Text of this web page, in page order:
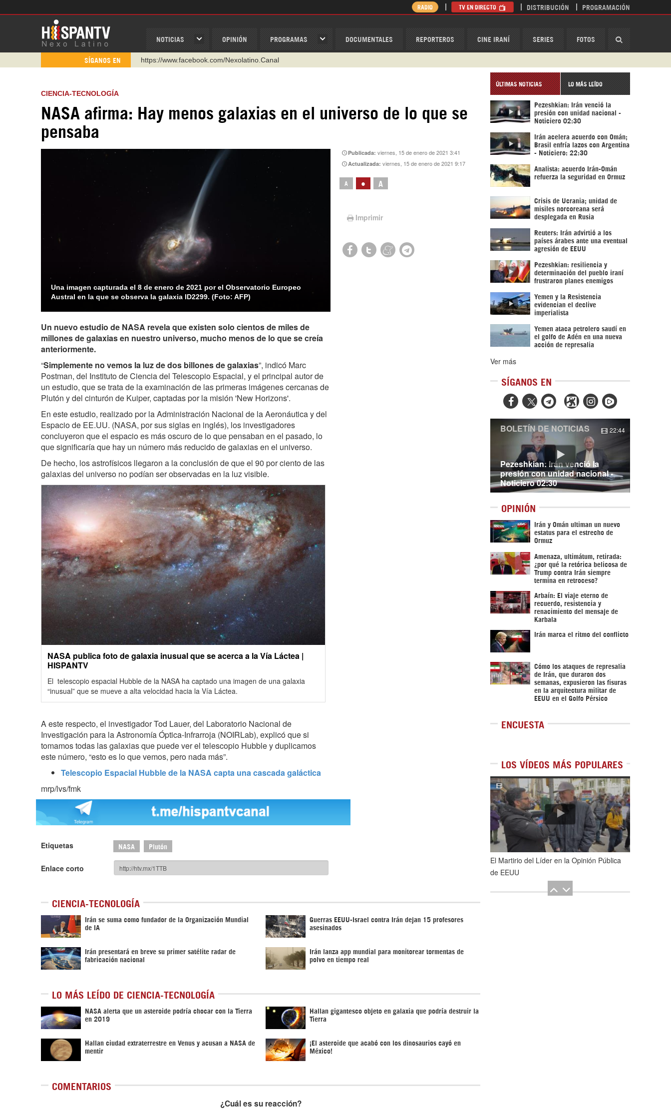
NOTICIAS OPINIÓN PROGRAMAS DOCUMENTALES REPORTEROS CINE IRANÍ SERIES FOTOS
RADIO TV EN DIRECTO DISTRIBUCIÓN PROGRAMACIÓN
SÍGANOS EN
https://www.facebook.com/Nexolatino.Canal
https://urmedium.com/c/hispantv
Instagram como: hispan_tv
CIENCIA-TECNOLOGÍA
NASA afirma: Hay menos galaxias en el universo de lo que se
pensaba
Una imagen capturada el 8 de enero de 2021 por el Observatorio Europeo
Austral en la que se observa la galaxia ID2299. (Foto: AFP)
Publicada:viernes, 15 de enero de 2021 3:41
Actualizada:viernes, 15 de enero de 2021 9:17
A • A
Imprimir
Un nuevo estudio de NASA revela que existen solo cientos de miles de
millones de galaxias en nuestro universo, mucho menos de lo que se creía
anteriormente.
“Simplemente no vemos la luz de dos billones de galaxias”, indicó Marc
Postman, del Instituto de Ciencia del Telescopio Espacial, y el principal autor de
un estudio, que se trata de la examinación de las primeras imágenes cercanas de
Plutón y del cinturón de Kuiper, captadas por la misión 'New Horizons'.
En este estudio, realizado por la Administración Nacional de la Aeronáutica y del
Espacio de EE.UU. (NASA, por sus siglas en inglés), los investigadores
concluyeron que el espacio es más oscuro de lo que pensaban en el pasado, lo
que significaría que hay un número más reducido de galaxias en el universo.
De hecho, los astrofísicos llegaron a la conclusión de que el 90 por ciento de las
galaxias del universo no podían ser observadas en la luz visible.
NASA publica foto de galaxia inusual que se acerca a la Vía Láctea |
HISPANTV
El telescopio espacial Hubble de la NASA ha captado una imagen de una galaxia
“inusual” que se mueve a alta velocidad hacia la Vía Láctea.
A este respecto, el investigador Tod Lauer, del Laboratorio Nacional de
Investigación para la Astronomía Óptica-Infrarroja (NOIRLab), explicó que si
tomamos todas las galaxias que puede ver el telescopio Hubble y duplicamos
este número, “esto es lo que vemos, pero nada más”.
Telescopio Espacial Hubble de la NASA capta una cascada galáctica
mrp/lvs/fmk
Etiquetas NASA Plutón
Enlace corto
CIENCIA-TECNOLOGÍA
Irán se suma como fundador de la Organización Mundial
de IA
Guerras EEUU-Israel contra Irán dejan 15 profesores
asesinados
Irán presentará en breve su primer satélite radar de
fabricación nacional
Irán lanza app mundial para monitorear tormentas de
polvo en tiempo real
LO MÁS LEÍDO DE CIENCIA-TECNOLOGÍA
NASA alerta que un asteroide podría chocar con la Tierra
en 2019
Hallan gigantesco objeto en galaxia que podría destruir la
Tierra
Hallan ciudad extraterrestre en Venus y acusan a NASA de
mentir
¡El asteroide que acabó con los dinosaurios cayó en
México!
COMENTARIOS
ÚLTIMAS NOTICIAS LO MÁS LEÍDO
Pezeshkian: Irán venció la
presión con unidad nacional -
Noticiero 02:30
Irán acelera acuerdo con Omán;
Brasil enfría lazos con Argentina
- Noticiero: 22:30
Analista: acuerdo Irán-Omán
refuerza la seguridad en Ormuz
Crisis de Ucrania; unidad de
misiles norcoreana será
desplegada en Rusia
Reuters: Irán advirtió a los
países árabes ante una eventual
agresión de EEUU
Pezeshkian: resiliencia y
determinación del pueblo iraní
frustraron planes enemigos
Yemen y la Resistencia
evidencian el declive
imperialista
Yemen ataca petrolero saudí en
el golfo de Adén en una nueva
acción de represalia
Ver más
SÍGANOS EN
  
Pezeshkian: Irán venció la
presión con unidad nacional -
Noticiero 02:30
BOLETÍN DE NOTICIAS 22:44
OPINIÓN
Irán y Omán ultiman un nuevo
estatus para el estrecho de
Ormuz
Amenaza, ultimátum, retirada:
¿por qué la retórica belicosa de
Trump contra Irán siempre
termina en retroceso?
Arbaín: El viaje eterno de
recuerdo, resistencia y
renacimiento del mensaje de
Karbala
Irán marca el ritmo del conflicto
Cómo los ataques de represalia
de Irán, que duraron dos
semanas, expusieron las fisuras
en la arquitectura militar de
EEUU en el Golfo Pérsico
ENCUESTA
LOS VÍDEOS MÁS POPULARES
1de5
El Martirio del Líder en la Opinión Pública
de EEUU